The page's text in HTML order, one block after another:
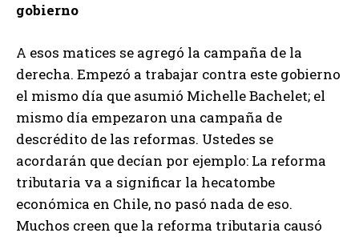
gobierno
A esos matices se agregó la campaña de la
derecha. Empezó a trabajar contra este gobierno
el mismo día que asumió Michelle Bachelet; el
mismo día empezaron una campaña de
descrédito de las reformas. Ustedes se
acordarán que decían por ejemplo: La reforma
tributaria va a significar la hecatombe
económica en Chile, no pasó nada de eso.
Muchos creen que la reforma tributaria causó